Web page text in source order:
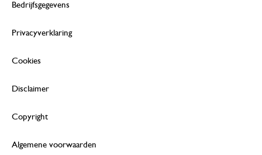
Bedrijfsgegevens
Privacyverklaring
Cookies
Disclaimer
Copyright
Algemene voorwaarden